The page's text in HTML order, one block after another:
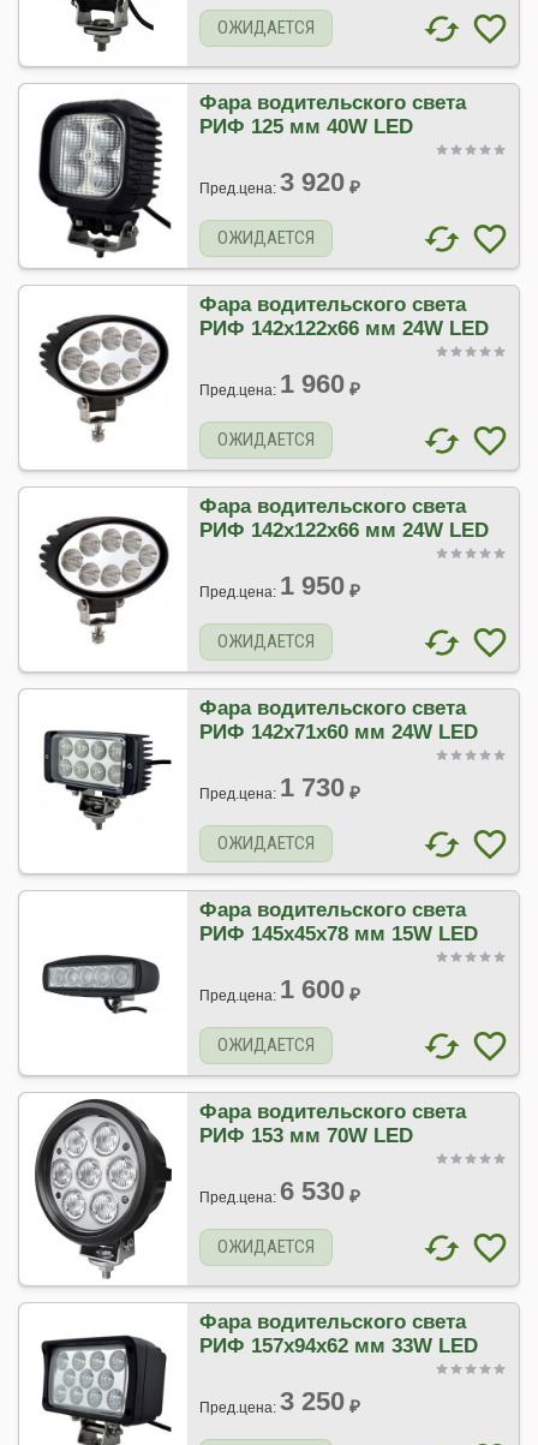
ОЖИДАЕТСЯ
Фара водительского света
РИФ 125 мм 40W LED
Пред.цена: 3 920 ₽
ОЖИДАЕТСЯ
Фара водительского света
РИФ 142х122х66 мм 24W LED
Пред.цена: 1 960 ₽
ОЖИДАЕТСЯ
Фара водительского света
РИФ 142х122х66 мм 24W LED
Пред.цена: 1 950 ₽
ОЖИДАЕТСЯ
Фара водительского света
РИФ 142х71х60 мм 24W LED
Пред.цена: 1 730 ₽
ОЖИДАЕТСЯ
Фара водительского света
РИФ 145х45х78 мм 15W LED
Пред.цена: 1 600 ₽
ОЖИДАЕТСЯ
Фара водительского света
РИФ 153 мм 70W LED
Пред.цена: 6 530 ₽
ОЖИДАЕТСЯ
Фара водительского света
РИФ 157х94х62 мм 33W LED
Пред.цена: 3 250 ₽